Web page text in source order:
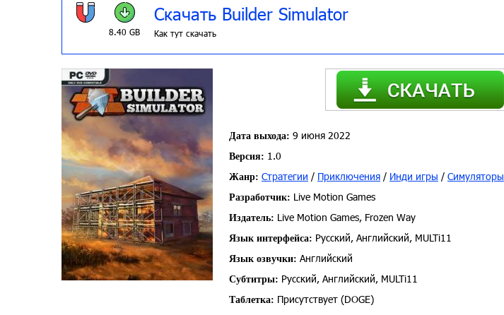
8.40 GB
Скачать Builder Simulator
Как тут скачать
Дата выхода: 9 июня 2022
Версия: 1.0
Жанр: Стратегии / Приключения/ Инди игры / Симуляторы
Разработчик: Live Motion Games
Издатель: Live Motion Games, Frozen Way
Язык интерфейса: Русский, Английский, MULTi11
Язык озвучки: Английский
Субтитры: Русский, Английский, MULTi11
Таблетка: Присутствует (DOGE)